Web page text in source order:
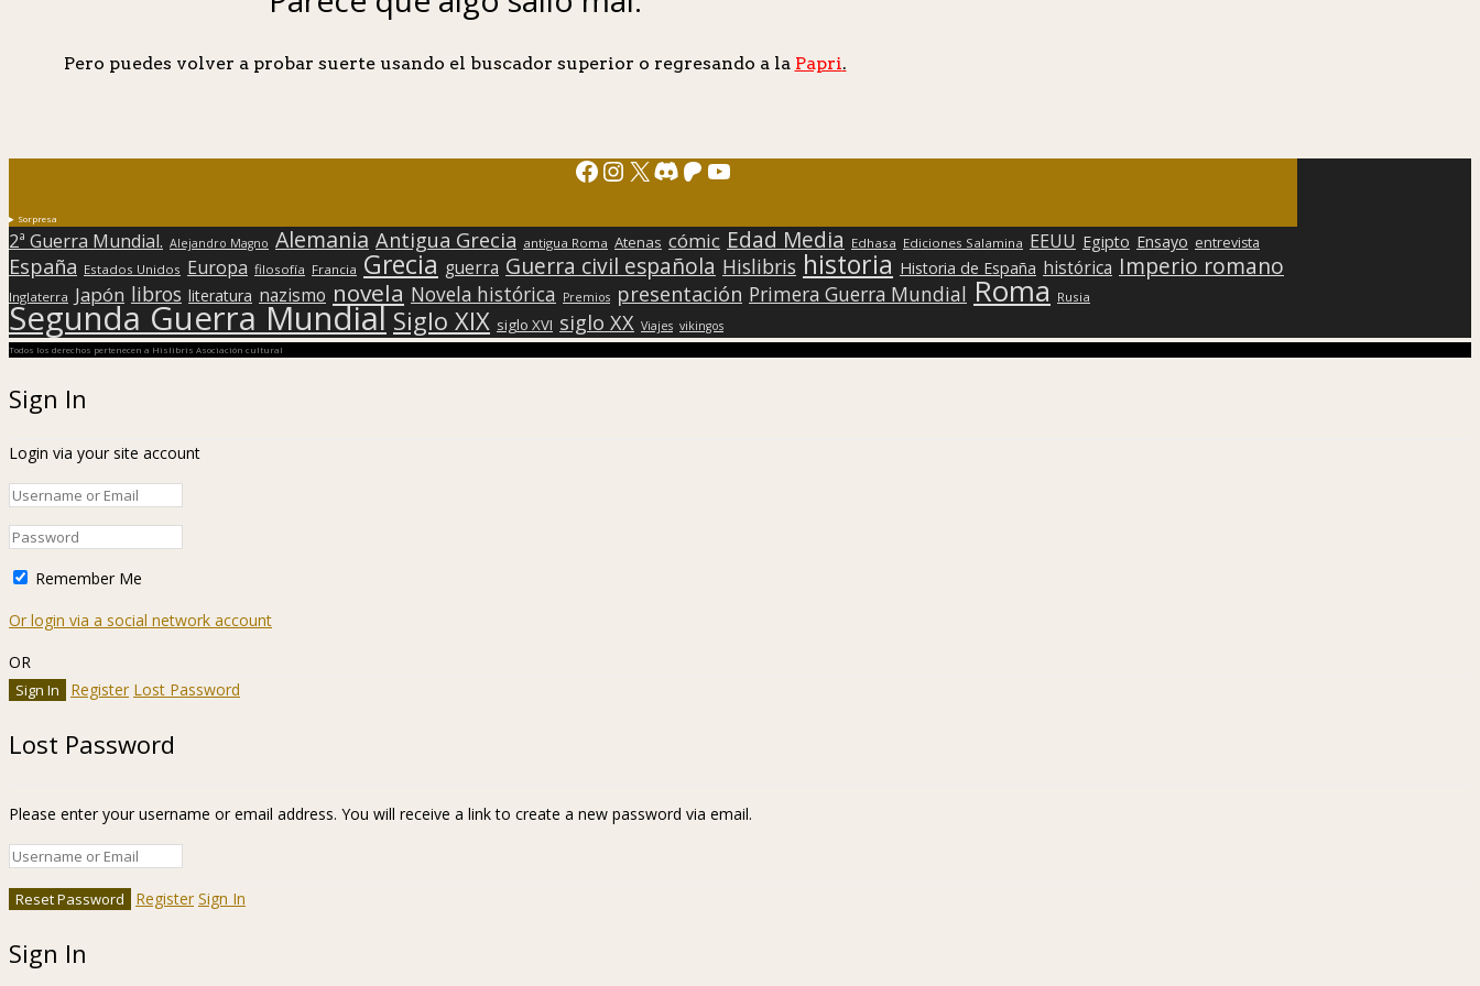
Pero puedes volver a probar suerte usando el buscador superior o regresando a la Papri.
Facebook
Instagram
X Discord
Patreon
YouTube
Sorpresa
2ª Guerra Mundial. Alejandro Magno Alemania Antigua Grecia antigua Roma Atenas cómic Edad Media Edhasa Ediciones Salamina EEUU Egipto Ensayo entrevista
España Estados Unidos Europa filosofía Francia Grecia guerra Guerra civil española Hislibris historia Historia de España histórica Imperio romano
Inglaterra Japón libros literatura nazismo novela Novela histórica Premios presentación Primera Guerra Mundial Roma Rusia
Segunda Guerra Mundial Siglo XIX siglo XVI siglo XX Viajes vikingos
Todos los derechos pertenecen a Hislibris Asociación cultural
Sign In
Login via your site account
Remember Me
Or login via a social network account
OR
Register Lost Password
Lost Password
Please enter your username or email address. You will receive a link to create a new password via email.
Register Sign In
Sign In